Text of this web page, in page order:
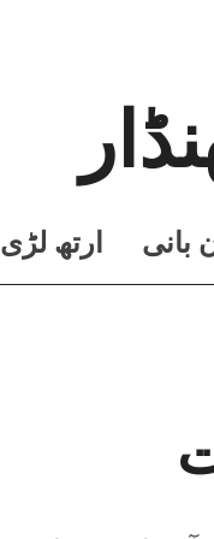
بانی ارتھ لڑی